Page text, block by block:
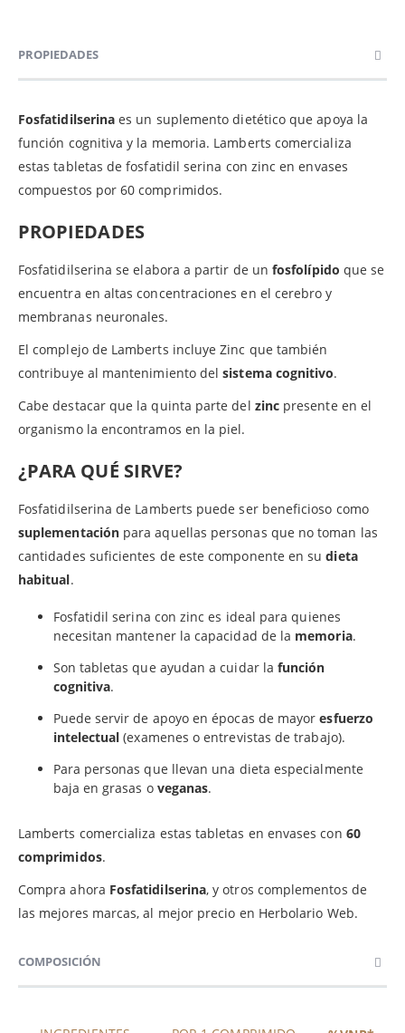
PROPIEDADES
Fosfatidilserinaes un suplemento dietético que apoya la
función cognitiva y la memoria. Lamberts comercializa
estas tabletas de fosfatidil serina con zinc en envases
compuestos por 60 comprimidos.
PROPIEDADES
Fosfatidilserina se elabora a partir de unfosfolípido que se
encuentra en altas concentraciones en el cerebro y
membranas neuronales.
El complejo de Lamberts incluye Zinc que también
contribuye al mantenimiento delsistema cognitivo.
Cabe destacar que la quinta parte del zincpresente en el
organismo la encontramos en la piel.
¿PARA QUÉ SIRVE?
Fosfatidilserina de Lamberts puede ser beneficioso como
suplementaciónpara aquellas personas que no toman las
cantidades suficientes de este componente en sudieta
habitual.
Fosfatidil serina con zinc es ideal para quienes
necesitan mantener la capacidad de la memoria.
Son tabletas que ayudan a cuidar lafunción
cognitiva.
Puede servir de apoyo en épocas de mayoresfuerzo
intelectual (examenes o entrevistas de trabajo).
Para personas que llevan una dieta especialmente
baja en grasas o veganas.
Lamberts comercializa estas tabletas en envases con 60
comprimidos.
Compra ahora Fosfatidilserina, y otros complementos de
las mejores marcas, al mejor precio en Herbolario Web.
COMPOSICIÓN